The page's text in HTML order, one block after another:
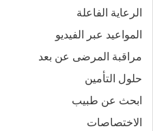
الرعاية الفاعلة
المواعيد عبر الفيديو
مراقبة المرضى عن بعد
حلول التأمين
ابحث عن طبيب
الاختصاصات